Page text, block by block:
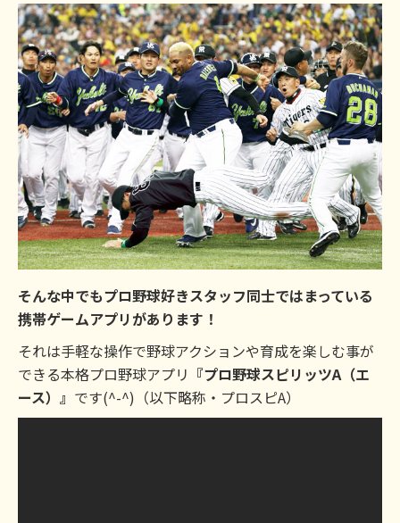
そんな中でもプロ野球好きスタッフ同士ではまっている
携帯ゲームアプリがあります！
それは手軽な操作で野球アクションや育成を楽しむ事が
できる本格プロ野球アプリ 『プロ野球スピリッツA（エ
ース）』 です(^-^)（以下略称・プロスピA）